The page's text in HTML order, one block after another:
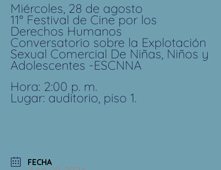
Miércoles, 28 de agosto
11° Festival de Cine por los
Derechos Humanos
Conversatorio sobre la Explotación
Sexual Comercial De Niñas, Niños y
Adolescentes -ESCNNA
Hora: 2:00 p. m.
Lugar: auditorio, piso 1.
FECHA